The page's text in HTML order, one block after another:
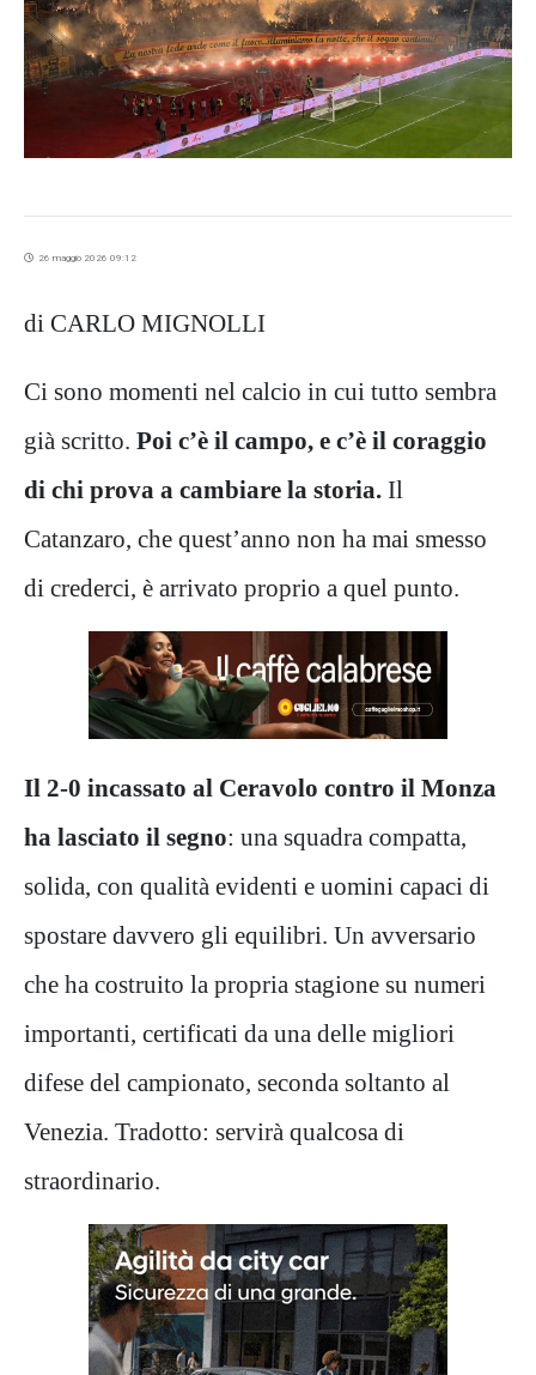
26 maggio 2026 09:12
di CARLO MIGNOLLI
Ci sono momenti nel calcio in cui tutto sembra
già scritto. Poi c’è il campo, e c’è il coraggio
di chi prova a cambiare la storia. Il
Catanzaro, che quest’anno non ha mai smesso
di crederci, è arrivato proprio a quel punto.
Il 2-0 incassato al Ceravolo contro il Monza
ha lasciato il segno: una squadra compatta,
solida, con qualità evidenti e uomini capaci di
spostare davvero gli equilibri. Un avversario
che ha costruito la propria stagione su numeri
importanti, certificati da una delle migliori
difese del campionato, seconda soltanto al
Venezia. Tradotto: servirà qualcosa di
straordinario.